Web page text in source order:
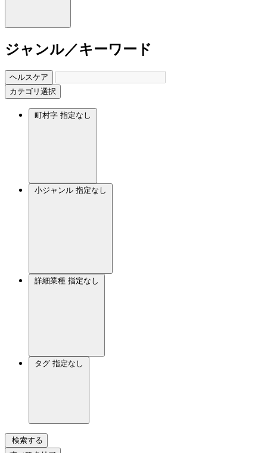
ジャンル／キーワード
ヘルスケア
カテゴリ選択
町村字 指定なし
小ジャンル 指定なし
詳細業種 指定なし
タグ 指定なし
検索する